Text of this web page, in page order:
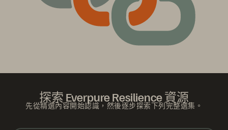
探索 Everpure Resilience 資源
先從精選內容開始認識，然後逐步探索下列完整選集。